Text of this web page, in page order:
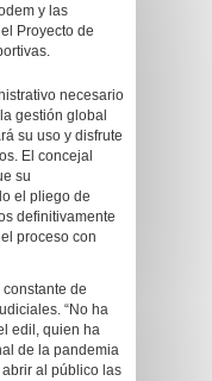
y las
Proyecto de
necesario
gestión global
su uso y disfrute
El concejal
su
el pliego de
definitivamente
proceso con
de
“No ha
edil, quien ha
de la pandemia
al público las